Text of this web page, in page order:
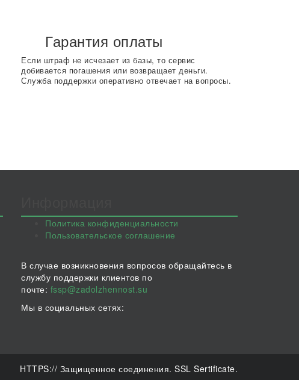
Гарантия оплаты
Если штраф не исчезает из базы, то сервис
добивается погашения или возвращает деньги.
Служба поддержки оперативно отвечает на вопросы.
Политика конфиденциальности
Пользовательское соглашение
В случае возникновения вопросов обращайтесь в
службу поддержки клиентов по
почте: fssp@zadolzhennost.su
Мы в социальных сетях:
HTTPS:// Защищенное соединения. SSL Sertificate.